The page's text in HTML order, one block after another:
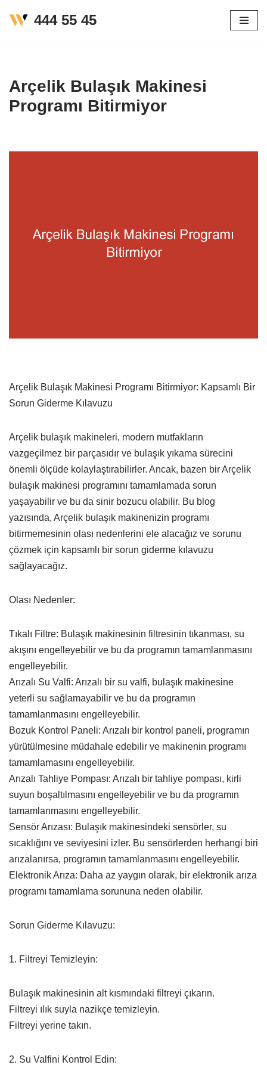
444 55 45
Arçelik Bulaşık Makinesi
Programı Bitirmiyor
Arçelik Bulaşık Makinesi Programı Bitirmiyor: Kapsamlı Bir
Sorun Giderme Kılavuzu
Arçelik bulaşık makineleri, modern mutfakların
vazgeçilmez bir parçasıdır ve bulaşık yıkama sürecini
önemli ölçüde kolaylaştırabilirler. Ancak, bazen bir Arçelik
bulaşık makinesi programını tamamlamada sorun
yaşayabilir ve bu da sinir bozucu olabilir. Bu blog
yazısında, Arçelik bulaşık makinenizin programı
bitirmemesinin olası nedenlerini ele alacağız ve sorunu
çözmek için kapsamlı bir sorun giderme kılavuzu
sağlayacağız.
Olası Nedenler:
Tıkalı Filtre: Bulaşık makinesinin filtresinin tıkanması, su
akışını engelleyebilir ve bu da programın tamamlanmasını
engelleyebilir.
Arızalı Su Valfi: Arızalı bir su valfi, bulaşık makinesine
yeterli su sağlamayabilir ve bu da programın
tamamlanmasını engelleyebilir.
Bozuk Kontrol Paneli: Arızalı bir kontrol paneli, programın
yürütülmesine müdahale edebilir ve makinenin programı
tamamlamasını engelleyebilir.
Arızalı Tahliye Pompası: Arızalı bir tahliye pompası, kirli
suyun boşaltılmasını engelleyebilir ve bu da programın
tamamlanmasını engelleyebilir.
Sensör Arızası: Bulaşık makinesindeki sensörler, su
sıcaklığını ve seviyesini izler. Bu sensörlerden herhangi biri
arızalanırsa, programın tamamlanmasını engelleyebilir.
Elektronik Arıza: Daha az yaygın olarak, bir elektronik arıza
programı tamamlama sorununa neden olabilir.
Sorun Giderme Kılavuzu:
1. Filtreyi Temizleyin:
Bulaşık makinesinin alt kısmındaki filtreyi çıkarın.
Filtreyi ılık suyla nazikçe temizleyin.
Filtreyi yerine takın.
2. Su Valfini Kontrol Edin: